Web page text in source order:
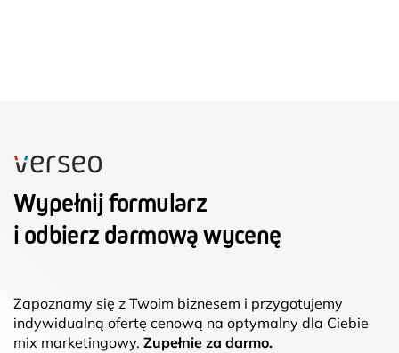
Wypełnij formularz
i odbierz darmową wycenę
Zapoznamy się z Twoim biznesem i przygotujemy
indywidualną ofertę cenową na optymalny dla Ciebie
mix marketingowy. Zupełnie za darmo.